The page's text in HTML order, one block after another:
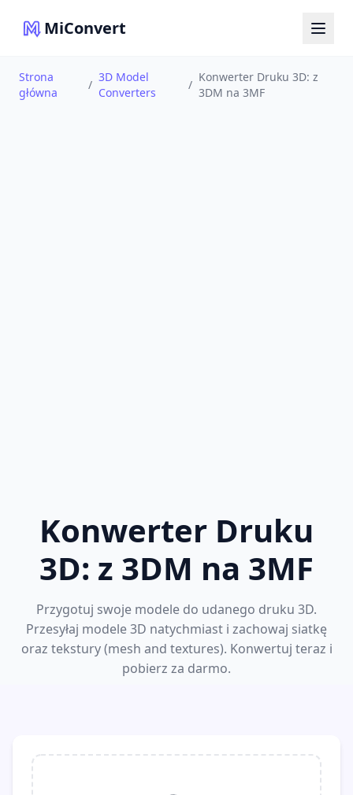
MiConvert
Strona
główna
/
3D Model
Converters
/
Konwerter Druku 3D: z
3DM na 3MF
Konwerter Druku
3D: z 3DM na 3MF
Przygotuj swoje modele do udanego druku 3D.
Przesyłaj modele 3D natychmiast i zachowaj siatkę
oraz tekstury (mesh and textures). Konwertuj teraz i
pobierz za darmo.